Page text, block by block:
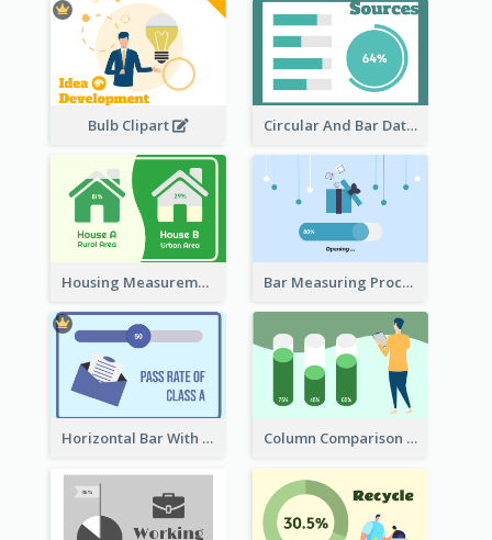
Bulb Clipart Circular And Bar Data
Housing Measurement Comparison Bar Measuring Process
Horizontal Bar With Button Column Comparison Record